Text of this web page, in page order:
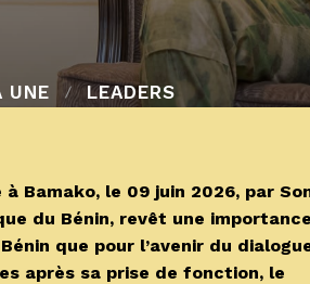
UNE LEADERS
Bamako, le 09 juin 2026, par
du Bénin, revêt une
que pour l’avenir du
après sa prise de fonction, le